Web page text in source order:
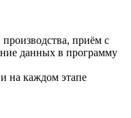
приём с
данных в программу
на каждом этапе